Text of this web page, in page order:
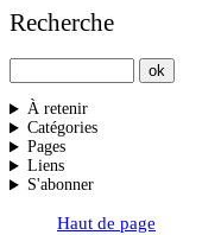
Recherche
À retenir
Catégories
Pages
Liens
S'abonner
Haut de page